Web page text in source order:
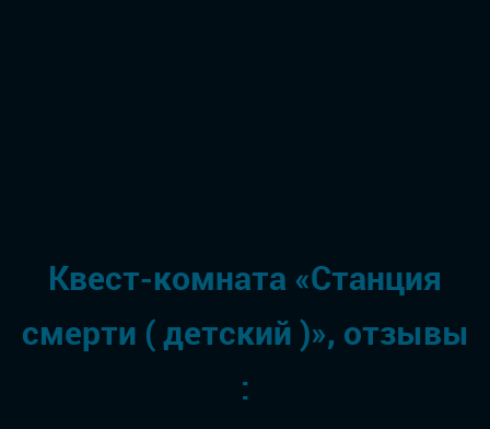
Квест-комната «Станция
смерти ( детский )», отзывы
: